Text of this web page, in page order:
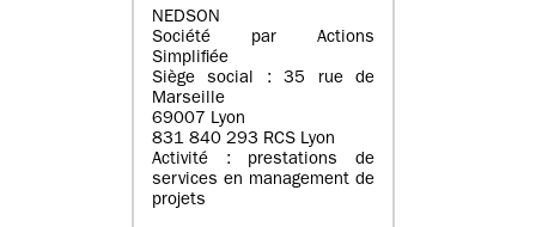
NEDSON
Société par Actions
Simplifiée
Siège social : 35 rue de
Marseille
69007 Lyon
831 840 293 RCS Lyon
Activité : prestations de
services en management de
projets